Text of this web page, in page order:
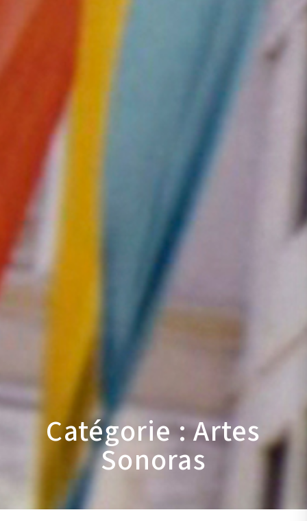
Catégorie : Artes
Sonoras